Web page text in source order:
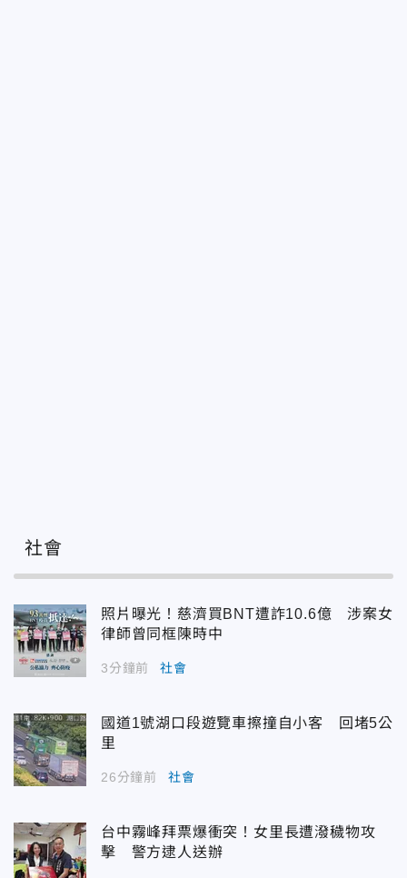
社會
照片曝光！慈濟買BNT遭詐10.6億 涉案女
律師曾同框陳時中
3分鐘前 社會
國道1號湖口段遊覽車擦撞自小客 回堵5公
里
26分鐘前 社會
台中霧峰拜票爆衝突！女里長遭潑穢物攻
擊 警方逮人送辦